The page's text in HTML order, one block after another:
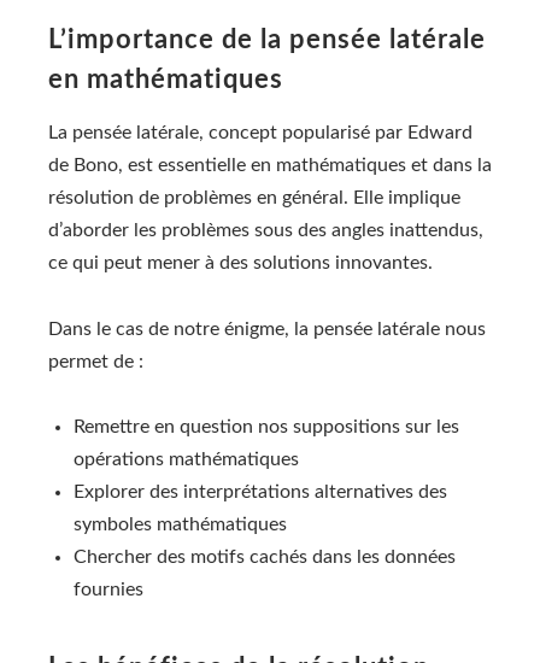
L’importance de la pensée latérale
en mathématiques
La pensée latérale, concept popularisé par Edward
de Bono, est essentielle en mathématiques et dans la
résolution de problèmes en général. Elle implique
d’aborder les problèmes sous des angles inattendus,
ce qui peut mener à des solutions innovantes.
Dans le cas de notre énigme, la pensée latérale nous
permet de :
Remettre en question nos suppositions sur les
opérations mathématiques
Explorer des interprétations alternatives des
symboles mathématiques
Chercher des motifs cachés dans les données
fournies